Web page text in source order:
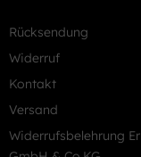
Rücksendung
Widerruf
Kontakt
Versand
Widerrufsbelehrung